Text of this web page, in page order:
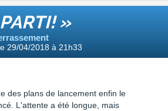
»
29/04/2018 à 21h33
des plans de lancement enfin le
L'attente a été longue, mais